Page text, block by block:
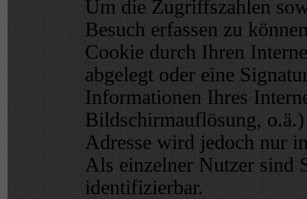
Um die Zugriffszahlen
Besuch erfassen zu
Cookie durch Ihren
abgelegt oder eine
Informationen Ihres
Bildschirmauflösung,
Adresse wird jedoch nur
Als einzelner Nutzer sind
identifizierbar.